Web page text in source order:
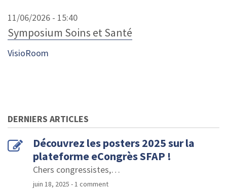
11/06/2026 - 15:40
Symposium Soins et Santé
VisioRoom
DERNIERS ARTICLES
Découvrez les posters 2025 sur la
plateforme eCongrès SFAP !
Chers congressistes,…
juin 18, 2025 - 1 comment